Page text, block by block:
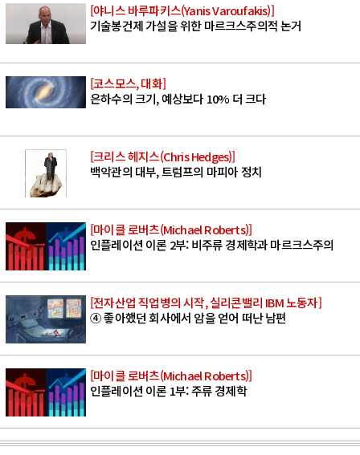
[야니스 바루파키스(Yanis Varoufakis)]
기술봉건제 가설을 위한 마르크스주의적 논거
[코스모스, 대화]
은하수의 크기, 예상보다 10% 더 크다
[크리스 헤지스(Chris Hedges)]
백악관의 대부, 트럼프의 마피아 정치
[마이클 로버츠(Michael Roberts)]
인플레이션 이론 2부: 비주류 경제학과 마르크스주의
[전자산업 직업병의 시작, 실리콘밸리 IBM 노동자]
④ 좋아했던 회사에서 암을 얻어 떠난 남편
[마이클 로버츠(Michael Roberts)]
인플레이션 이론 1부: 주류 경제학